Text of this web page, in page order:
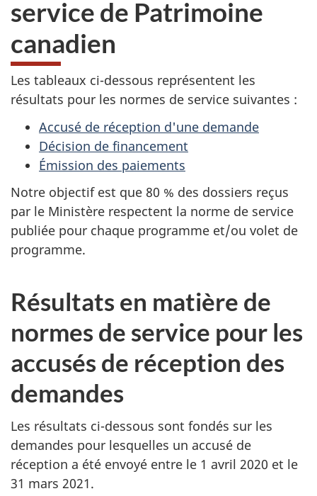
service de Patrimoine
canadien
Les tableaux ci-dessous représentent les
résultats pour les normes de service suivantes :
Accusé de réception d'une demande
Décision de financement
Émission des paiements
Notre objectif est que 80 % des dossiers reçus
par le Ministère respectent la norme de service
publiée pour chaque programme et/ou volet de
programme.
Résultats en matière de
normes de service pour les
accusés de réception des
demandes
Les résultats ci-dessous sont fondés sur les
demandes pour lesquelles un accusé de
réception a été envoyé entre le 1 avril 2020 et le
31 mars 2021.